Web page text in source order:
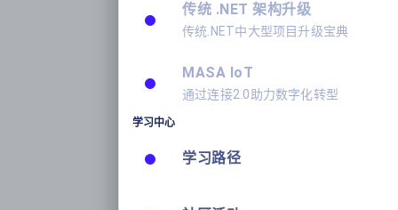
传统 .NET 架构升级
传统.NET中大型项目升级宝典
MASA IoT
通过连接2.0助力数字化转型
学习中心
学习路径